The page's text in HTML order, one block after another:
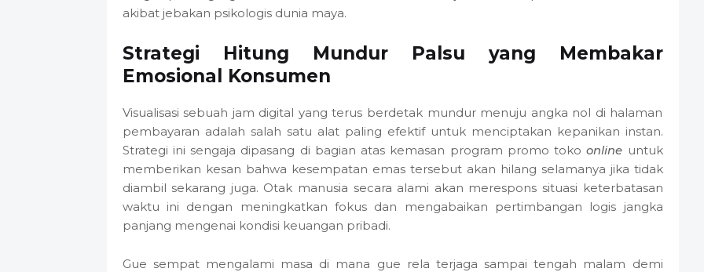
akibat jebakan psikologis dunia maya.
Strategi Hitung Mundur Palsu yang Membakar
Emosional Konsumen
Visualisasi sebuah jam digital yang terus berdetak mundur menuju angka nol di halaman
pembayaran adalah salah satu alat paling efektif untuk menciptakan kepanikan instan.
Strategi ini sengaja dipasang di bagian atas kemasan program promo tokoonline untuk
memberikan kesan bahwa kesempatan emas tersebut akan hilang selamanya jika tidak
diambil sekarang juga. Otak manusia secara alami akan merespons situasi keterbatasan
waktu ini dengan meningkatkan fokus dan mengabaikan pertimbangan logis jangka
panjang mengenai kondisi keuangan pribadi.
Gue sempat mengalami masa di mana gue rela terjaga sampai tengah malam demi